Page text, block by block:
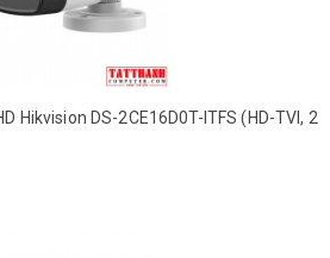
Hikvision DS-2CE16D0T-ITFS (HD-TVI, 2